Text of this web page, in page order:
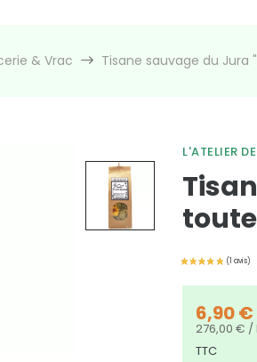
& Vrac Tisane sauvage du
L'ATELIER
6,90 €
276,00 € /
TTC